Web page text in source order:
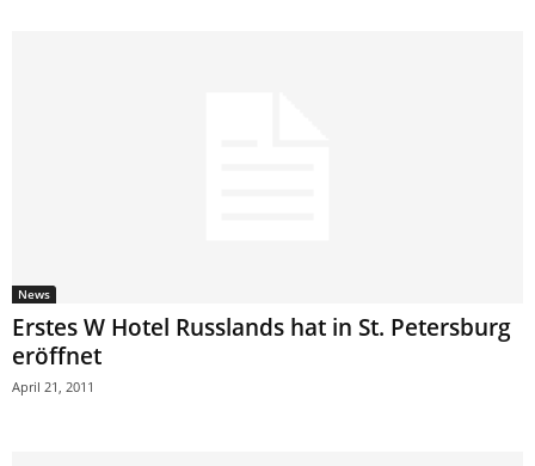
News
Erstes W Hotel Russlands hat in St. Petersburg
eröffnet
April 21, 2011